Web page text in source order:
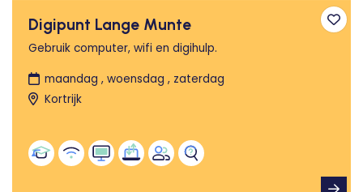
Digipunt Lange Munte
Gebruik computer, wifi en digihulp.
maandag , woensdag , zaterdag
Kortrijk